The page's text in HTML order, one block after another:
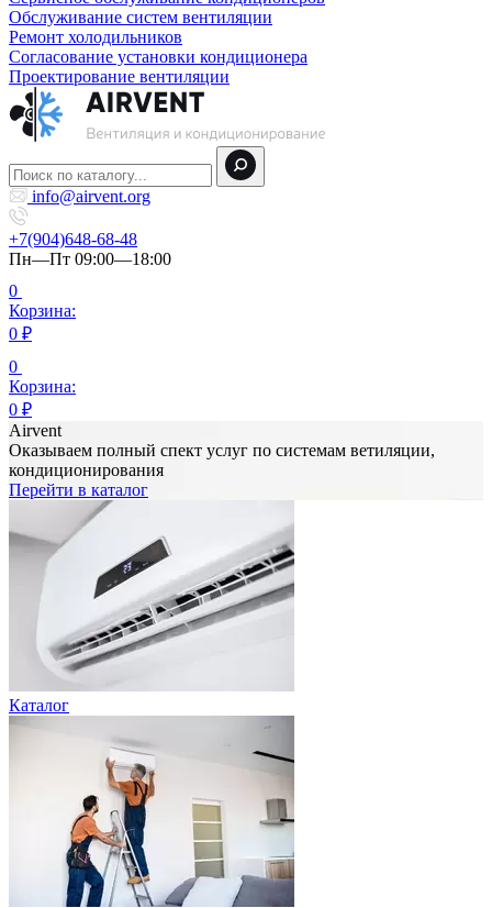
Обслуживание систем вентиляции
Ремонт холодильников
Согласование установки кондиционера
Проектирование вентиляции
info@airvent.org
+7(904)648-68-48
Пн—Пт 09:00—18:00
0
Корзина:
0 ₽
0
Корзина:
0 ₽
Airvent
Оказываем полный спект услуг по системам ветиляции,
кондиционирования
Перейти в каталог
Каталог